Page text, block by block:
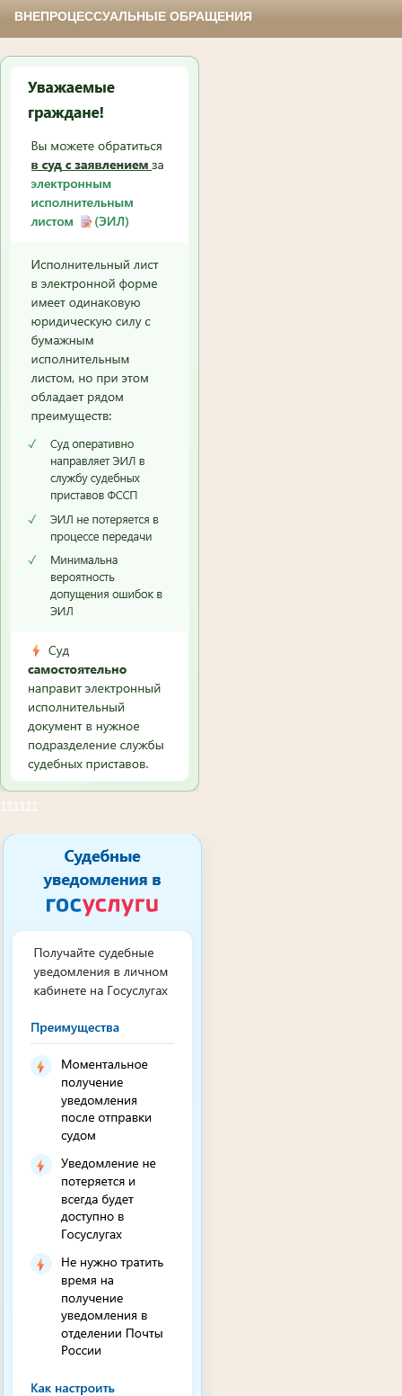
ВНЕПРОЦЕССУАЛЬНЫЕ ОБРАЩЕНИЯ